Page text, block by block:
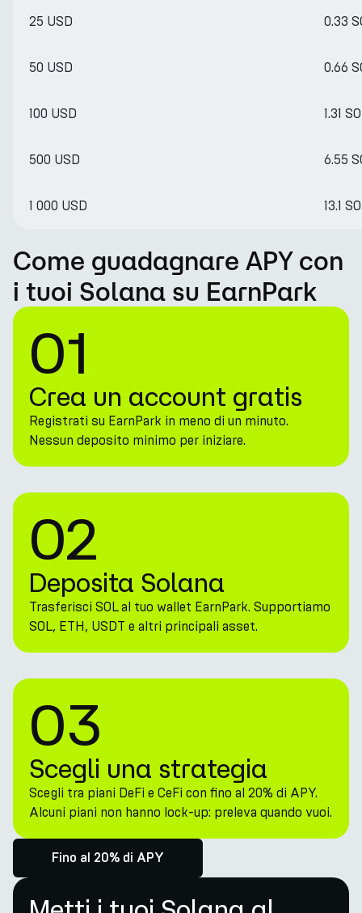
25 USD 0.33
50 USD 0.66
100 USD 1.31
500 USD 6.55
1 000 USD 13.1
Come guadagnare APY con
i tuoi Solana su EarnPark
01
Crea un account gratis
Registrati su EarnPark in meno di un minuto.
Nessun deposito minimo per iniziare.
02
Deposita Solana
Trasferisci SOL al tuo wallet EarnPark. Supportiamo
SOL, ETH, USDT e altri principali asset.
03
Scegli una strategia
Scegli tra piani DeFi e CeFi con fino al 20% di APY.
Alcuni piani non hanno lock-up: preleva quando vuoi.
Fino al 20% di APY